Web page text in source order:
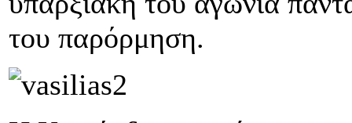
του παρόρμηση.